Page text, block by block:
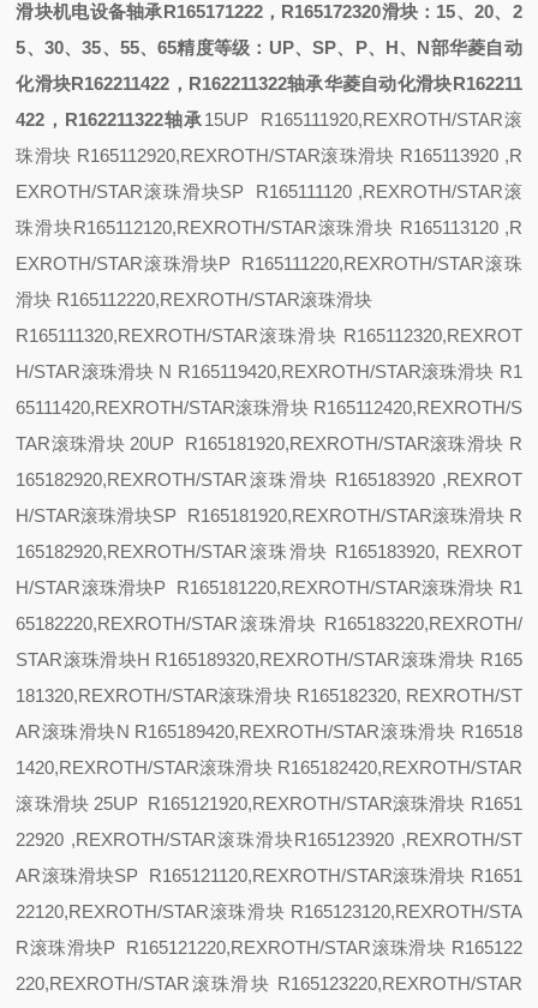
滑块机电设备轴承R165171222，R165172320滑块 ：15、20、2
5、30、35、55、65精度等级：UP、SP、P、H、N部华菱自动
化滑块R162211422，R162211322轴承华菱自动化滑块R162211
422，R162211322轴承15UP R165111920,REXROTH/STAR滚
珠滑块 R165112920,REXROTH/STAR滚珠滑块 R165113920 ,R
EXROTH/STAR滚珠滑块SP R165111120 ,REXROTH/STAR滚
珠滑块R165112120,REXROTH/STAR滚珠滑块 R165113120 ,R
EXROTH/STAR滚珠滑块P R165111220,REXROTH/STAR滚珠
滑块 R165112220,REXROTH/STAR滚珠滑块
R165111320,REXROTH/STAR滚珠滑块 R165112320,REXROT
H/STAR滚珠滑块 N R165119420,REXROTH/STAR滚珠滑块 R1
65111420,REXROTH/STAR滚珠滑块 R165112420,REXROTH/S
TAR滚珠滑块 20UP R165181920,REXROTH/STAR滚珠滑块 R
165182920,REXROTH/STAR滚珠滑块 R165183920 ,REXROT
H/STAR滚珠滑块SP R165181920,REXROTH/STAR滚珠滑块 R
165182920,REXROTH/STAR滚珠滑块 R165183920, REXROT
H/STAR滚珠滑块P R165181220,REXROTH/STAR滚珠滑块 R1
65182220,REXROTH/STAR滚珠滑块 R165183220,REXROTH/
STAR滚珠滑块H R165189320,REXROTH/STAR滚珠滑块 R165
181320,REXROTH/STAR滚珠滑块 R165182320, REXROTH/ST
AR滚珠滑块N R165189420,REXROTH/STAR滚珠滑块 R16518
1420,REXROTH/STAR滚珠滑块 R165182420,REXROTH/STAR
滚珠滑块 25UP R165121920,REXROTH/STAR滚珠滑块 R1651
22920 ,REXROTH/STAR滚珠滑块R165123920 ,REXROTH/ST
AR滚珠滑块SP R165121120,REXROTH/STAR滚珠滑块 R1651
22120,REXROTH/STAR滚珠滑块 R165123120,REXROTH/STA
R滚珠滑块P R165121220,REXROTH/STAR滚珠滑块 R165122
220,REXROTH/STAR滚珠滑块 R165123220,REXROTH/STAR